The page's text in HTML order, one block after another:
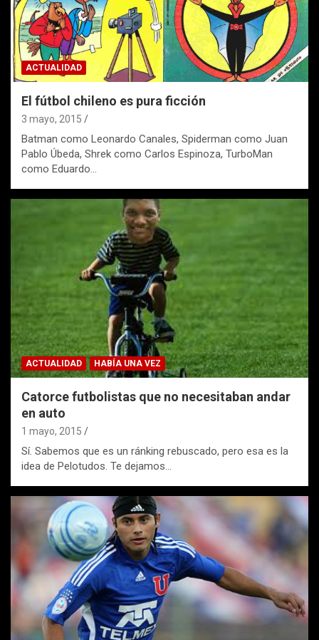
ACTUALIDAD
El fútbol chileno es pura ficción
3 mayo, 2015
Batman como Leonardo Canales, Spiderman como Juan
Pablo Úbeda, Shrek como Carlos Espinoza, TurboMan
como Eduardo…
ACTUALIDAD HABÍA UNA VEZ
Catorce futbolistas que no necesitaban andar
en auto
1 mayo, 2015
Sí. Sabemos que es un ránking rebuscado, pero esa es la
idea de Pelotudos. Te dejamos…